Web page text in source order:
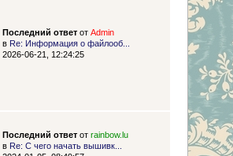
Последний ответот Admin
в Re: Информация о файлооб...
2026-06-21, 12:24:25
Последний ответот rainbow.lu
в Re: С чего начать вышивк...